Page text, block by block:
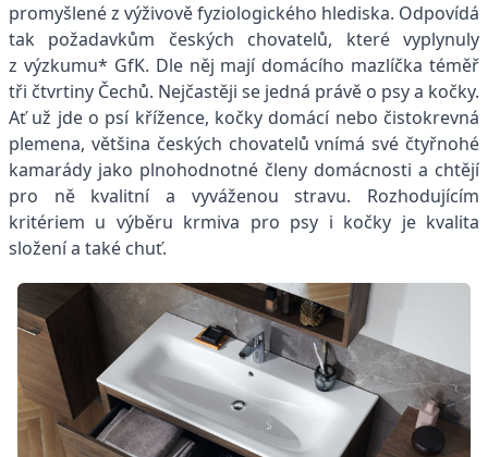
promyšlené z výživově fyziologického hlediska. Odpovídá
tak požadavkům českých chovatelů, které vyplynuly
z výzkumu* GfK. Dle něj mají domácího mazlíčka téměř
tři čtvrtiny Čechů. Nejčastěji se jedná právě o psy a kočky.
Ať už jde o psí křížence, kočky domácí nebo čistokrevná
plemena, většina českých chovatelů vnímá své čtyřnohé
kamarády jako plnohodnotné členy domácnosti a chtějí
pro ně kvalitní a vyváženou stravu. Rozhodujícím
kritériem u výběru krmiva pro psy i kočky je kvalita
složení a také chuť.